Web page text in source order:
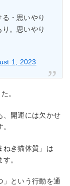
・思いやり
。思いやり
1, 2023
。
、開運には欠かせ
ねき猫体質」は
。
」という行動を通